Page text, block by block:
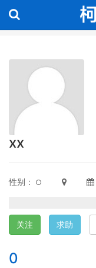
xx
性别：
关注 求助
0